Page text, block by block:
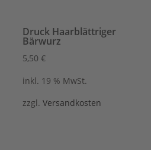
Druck Haarblättriger
Bärwurz
5,50€
inkl. 19 % MwSt.
zzgl.Versandkosten